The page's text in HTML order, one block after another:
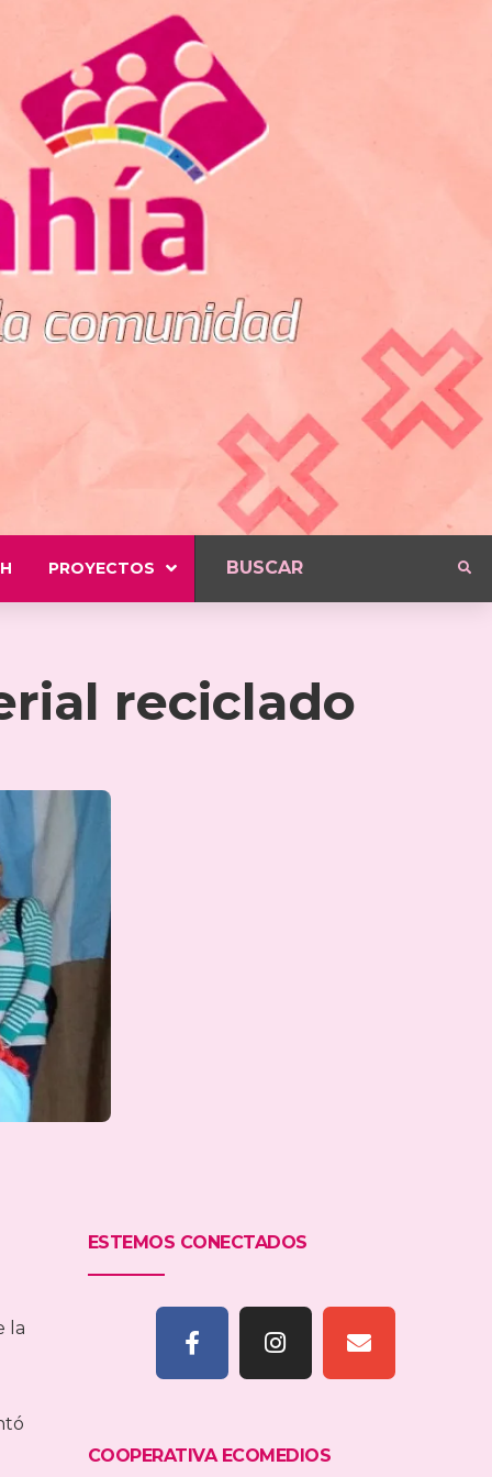
PROYECTOS
reciclado
la
ESTEMOS CONECTADOS
COOPERATIVA ECOMEDIOS